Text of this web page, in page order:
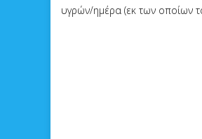
υγρών/ημέρα (εκ των οποίων